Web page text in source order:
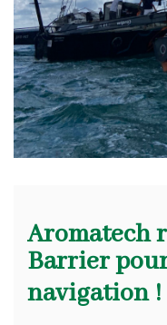
Aromatech
Barrier
navigation !